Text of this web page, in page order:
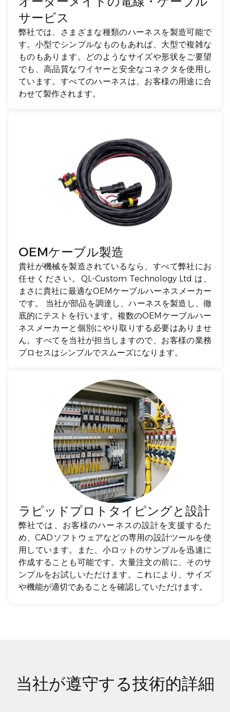
サービス
弊社では、さまざまな種類のハーネスを製造可能で
す。小型でシンプルなものもあれば、大型で複雑な
ものもあります。どのようなサイズや形状をご要望
でも、高品質なワイヤーと安全なコネクタを使用し
ています。すべてのハーネスは、お客様の用途に合
わせて製作されます。
OEMケーブル製造
貴社が機械を製造されているなら、すべて弊社にお
任せください。QL-Custom Technology Ltd.は、
まさに貴社に最適なOEMケーブルハーネスメーカー
です。 当社が部品を調達し、ハーネスを製造し、徹
底的にテストを行います。複数のOEMケーブルハー
ネスメーカーと個別にやり取りする必要はありませ
ん。すべてを当社が担当しますので、お客様の業務
プロセスはシンプルでスムーズになります。
ラピッドプロトタイピングと設計
弊社では、お客様のハーネスの設計を支援するた
め、CADソフトウェアなどの専用の設計ツールを使
用しています。また、小ロットのサンプルを迅速に
作成することも可能です。大量注文の前に、そのサ
ンプルをお試しいただけます。これにより、サイズ
や機能が適切であることを確認していただけます。
当社が遵守する技術的詳細